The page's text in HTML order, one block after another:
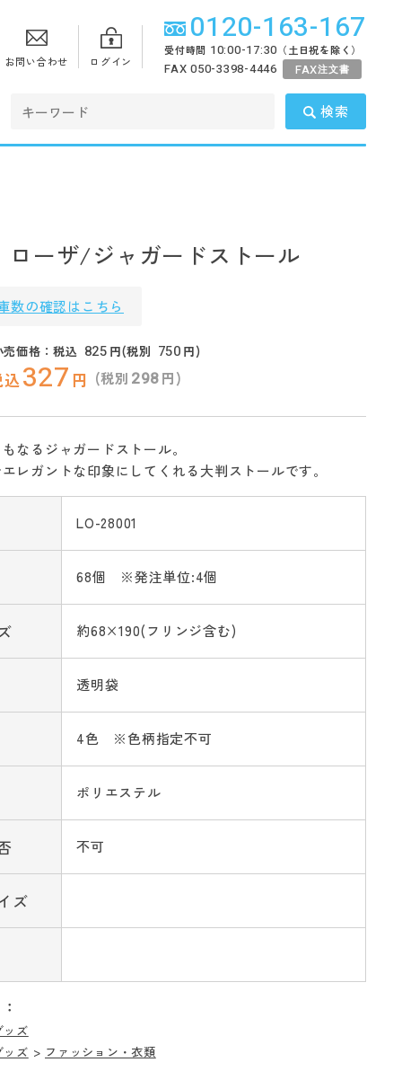
お問い合わせ ログイン
0120-163-167
受付時間 10:00-17:30 （土日祝を除く）
FAX 050-3398-4446 FAX注文書
検索
ローザ/ジャガードストール
数の確認はこちら
価格：税込 825 円(税別 750 円)
込327 円 (税別 298円)
なるジャガードストール。
レガントな印象にしてくれる大判ストールです。
LO-28001
68個 ※発注単位:4個
約68×190(フリンジ含む)
透明袋
4色 ※色柄指定不可
ポリエステル
不可
ズ
ッズ
ッズ > ファッション・衣類